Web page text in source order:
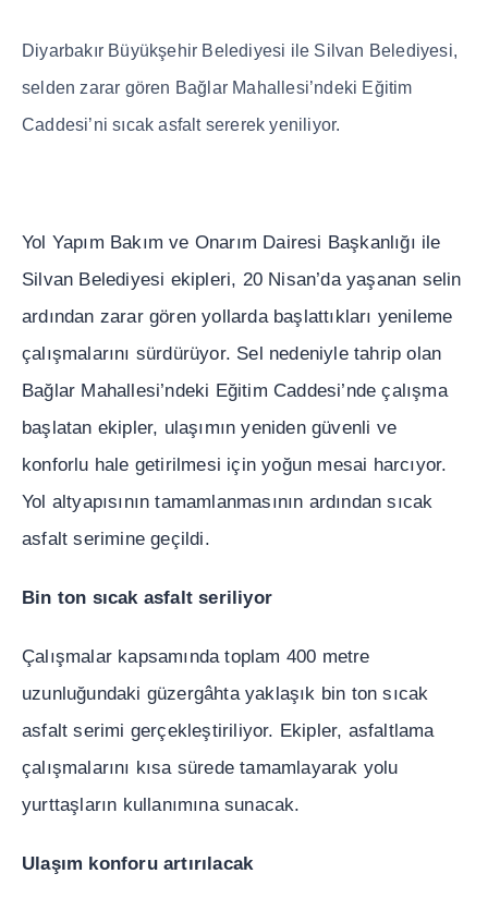
Diyarbakır Büyükşehir Belediyesi ile Silvan Belediyesi,
selden zarar gören Bağ lar Mahallesi’ndeki Eğitim
Caddesi’ni sıcak asfalt sererek yeniliyor.
Yol Yapım Bakım ve Onarım Dairesi Başkanl ığı ile
Silvan Belediyesi ekipleri, 20 Nisan’da yaşanan selin
ard ından zarar gören yollarda baş lattı kları yenileme
çal ışmalarını sürdürüyor. Sel nedeniyle tahrip olan
Bağ lar Mahallesi’ndeki Eğitim Caddesi’nde çal ışma
baş latan ekipler, ulaşımın yeniden güvenli ve
konforlu hale getirilmesi için yoğun mesai harcıyor.
Yol altyapısının tamamlanmasının ardından sıcak
asfalt serimine geçildi.
Bin ton sıcak asfalt seriliyor
Çal ışmalar kapsamında toplam 400 metre
uzunluğundaki güzergâhta yaklaşık bin ton sıcak
asfalt serimi gerçekleştiriliyor. Ekipler, asfaltlama
çal ışmalarını kısa sürede tamamlayarak yolu
yurttaş ların kullanımına sunacak.
Ulaşım konforu artırı lacak